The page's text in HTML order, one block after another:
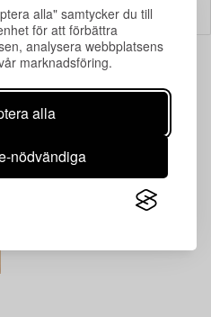
alla" samtycker du till
för att förbättra
analysera webbplatsens
marknadsföring.
alla
nödvändiga
Filter